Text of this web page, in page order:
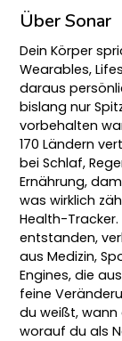
Über Sonar
Dein Körper
Wearables,
daraus
bislang nur
vorbehalten
170 Ländern
bei Schlaf,
Ernährung,
was wirklich
Health-
entstanden,
aus Medizin,
Engines, die
feine
du weißt, wann
worauf du als